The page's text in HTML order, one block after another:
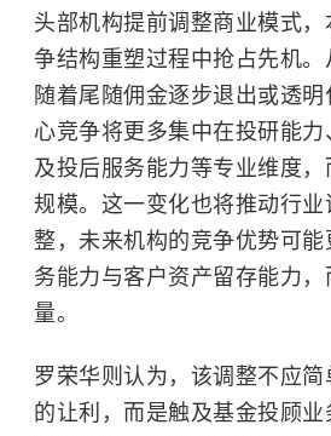
头部机构提前调整商业模式
争结构重塑过程中抢占先机。
随着尾随佣金逐步退出或透
心竞争将更多集中在投研能
及投后服务能力等专业维度
规模。这一变化也将推动行业
整，未来机构的竞争优势可
务能力与客户资产留存能力
量。
罗荣华则认为，该调整不应
的让利，而是触及基金投顾